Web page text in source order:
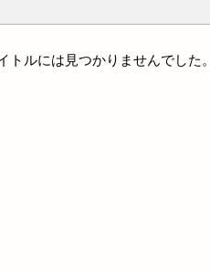
トルには見つかりませんでした。